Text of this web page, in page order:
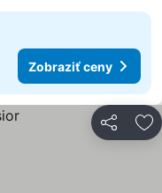
Zobraziť ceny
Zdieľať